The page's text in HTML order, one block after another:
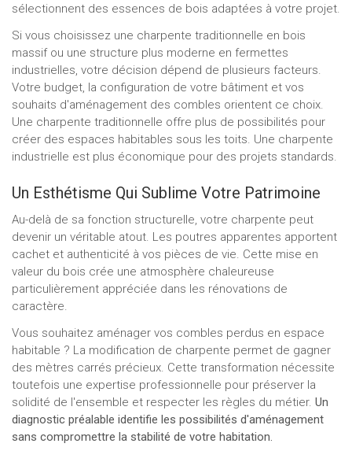
sélectionnent des essences de bois adaptées à votre projet.
Si vous choisissez une charpente traditionnelle en bois
massif ou une structure plus moderne en fermettes
industrielles, votre décision dépend de plusieurs facteurs.
Votre budget, la configuration de votre bâtiment et vos
souhaits d'aménagement des combles orientent ce choix.
Une charpente traditionnelle offre plus de possibilités pour
créer des espaces habitables sous les toits. Une charpente
industrielle est plus économique pour des projets standards.
Un Esthétisme Qui Sublime Votre Patrimoine
Au-delà de sa fonction structurelle, votre charpente peut
devenir un véritable atout. Les poutres apparentes apportent
cachet et authenticité à vos pièces de vie. Cette mise en
valeur du bois crée une atmosphère chaleureuse
particulièrement appréciée dans les rénovations de
caractère.
Vous souhaitez aménager vos combles perdus en espace
habitable ? La modification de charpente permet de gagner
des mètres carrés précieux. Cette transformation nécessite
toutefois une expertise professionnelle pour préserver la
solidité de l'ensemble et respecter les règles du métier. Un
diagnostic préalable identifie les possibilités d'aménagement
sans compromettre la stabilité de votre habitation.